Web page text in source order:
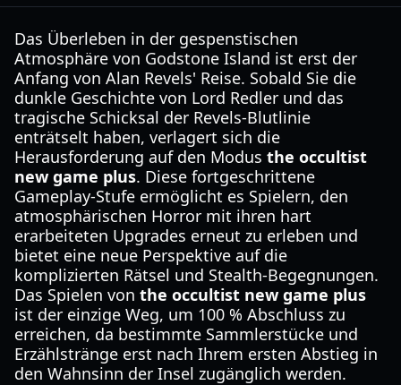
Das Überleben in der gespenstischen
Atmosphäre von Godstone Island ist erst der
Anfang von Alan Revels' Reise. Sobald Sie die
dunkle Geschichte von Lord Redler und das
tragische Schicksal der Revels-Blutlinie
enträtselt haben, verlagert sich die
Herausforderung auf den Modus the occultist
new game plus. Diese fortgeschrittene
Gameplay-Stufe ermöglicht es Spielern, den
atmosphärischen Horror mit ihren hart
erarbeiteten Upgrades erneut zu erleben und
bietet eine neue Perspektive auf die
komplizierten Rätsel und Stealth-Begegnungen.
Das Spielen von the occultist new game plus
ist der einzige Weg, um 100 % Abschluss zu
erreichen, da bestimmte Sammlerstücke und
Erzählstränge erst nach Ihrem ersten Abstieg in
den Wahnsinn der Insel zugänglich werden.